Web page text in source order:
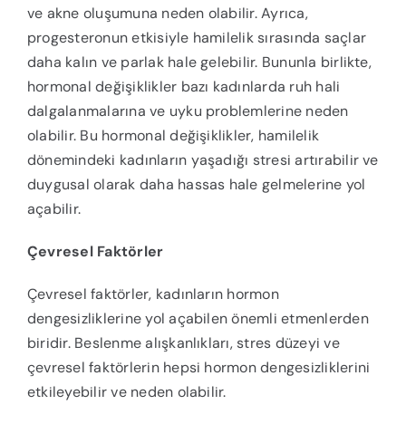
ve akne oluşumuna neden olabilir. Ayrıca,
progesteronun etkisiyle hamilelik sırasında saçlar
daha kalın ve parlak hale gelebilir. Bununla birlikte,
hormonal değişiklikler bazı kadınlarda ruh hali
dalgalanmalarına ve uyku problemlerine neden
olabilir. Bu hormonal değişiklikler, hamilelik
dönemindeki kadınların yaşadığı stresi artırabilir ve
duygusal olarak daha hassas hale gelmelerine yol
açabilir.
Çevresel Faktörler
Çevresel faktörler, kadınların hormon
dengesizliklerine yol açabilen önemli etmenlerden
biridir. Beslenme alışkanlıkları, stres düzeyi ve
çevresel faktörlerin hepsi hormon dengesizliklerini
etkileyebilir ve neden olabilir.